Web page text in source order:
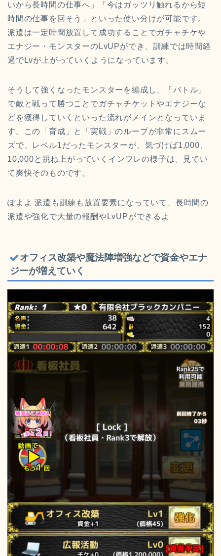
いから長時間の仕事へ」「今はガッツリ触れるから短
時間の仕事を回そう」といった使い分けが可能です。
派遣は一定時間放置して成功することでガチャチケや
エナジー・モンスターのLvUPができ、訓練では時間経
過でLvが上がっていくようになっています。
そうして強くなったモンスターを編成し、「バトル」
で敵と戦って勝つことでガチャチケットやエナジーな
どを獲得していくといった流れがメインとなっていま
す。この「育成」と「実戦」のループが非常にスムー
ズで、レベル1だったモンスターが、気づけば1,000、
10,000と跳ね上がっていくインフレの様子は、見てい
て爽快そのものです。
ぽよよ 派遣も訓練も放置要素になっていて、長時間の
派遣や強化で大量の報酬やLvUPができるよ
オフィス改築や魔法陣増強などで資金やエナ
ジーが増えていく